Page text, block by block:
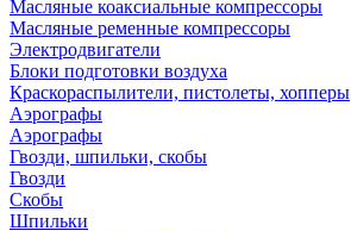
Масляные коаксиальные компрессоры
Масляные ременные компрессоры
Электродвигатели
Блоки подготовки воздуха
Краскораспылители, пистолеты, хопперы
Аэрографы
Аэрографы
Гвозди, шпильки, скобы
Гвозди
Скобы
Шпильки